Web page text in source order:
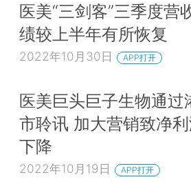
医美“三剑客”三季度营
绩较上半年有所恢复
2022年10月30日 APP打开
医美巨头巨子生物通过
市聆讯 加大营销致净
下降
2022年10月19日 APP打开